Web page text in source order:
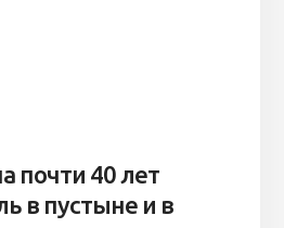
почти 40 лет
в пустыне и в